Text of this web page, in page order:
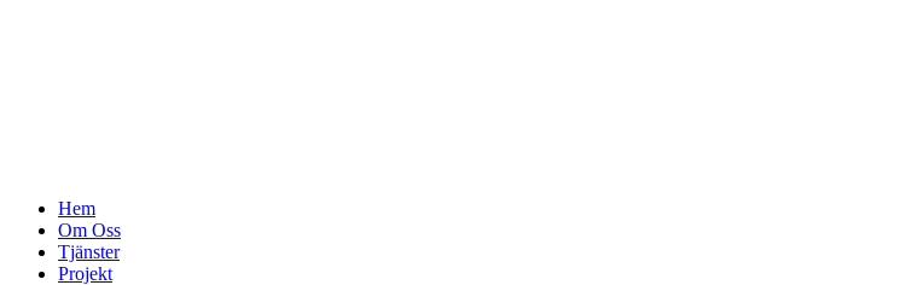
Hem
Om Oss
Tjänster
Projekt